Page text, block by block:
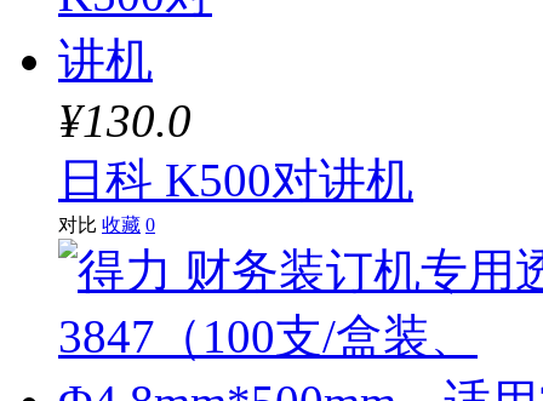
¥130.0
日科 K500对讲机
对比 收藏 0